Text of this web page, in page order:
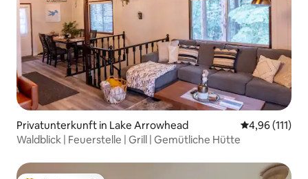
Privatunterkunft in Lake Arrowhead
4,96 (111)
Waldblick | Feuerstelle | Grill | Gemütliche Hütte